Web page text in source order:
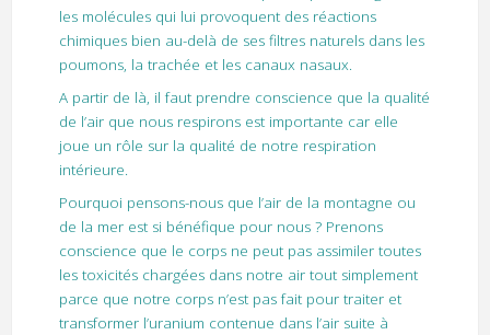
les molécules qui lui provoquent des réactions
chimiques bien au-delà de ses filtres naturels dans les
poumons, la trachée et les canaux nasaux.
A partir de là, il faut prendre conscience que la qualité
de l’air que nous respirons est importante car elle
joue un rôle sur la qualité de notre respiration
intérieure.
Pourquoi pensons-nous que l’air de la montagne ou
de la mer est si bénéfique pour nous ? Prenons
conscience que le corps ne peut pas assimiler toutes
les toxicités chargées dans notre air tout simplement
parce que notre corps n’est pas fait pour traiter et
transformer l’uranium contenue dans l’air suite à